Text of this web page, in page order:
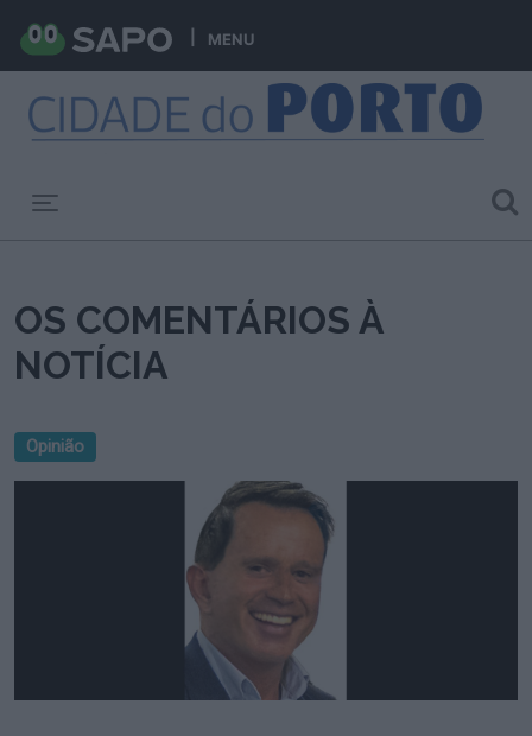
MENU
OS COMENTÁRIOS À
NOTÍCIA
Opinião